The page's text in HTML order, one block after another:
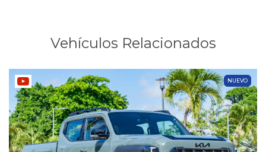
Vehículos Relacionados
NUEVO